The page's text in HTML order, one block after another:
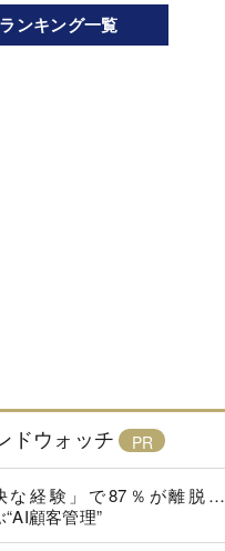
ランキング一覧
ドウォッチ
な経験」で87％が離脱…
顧客管理”